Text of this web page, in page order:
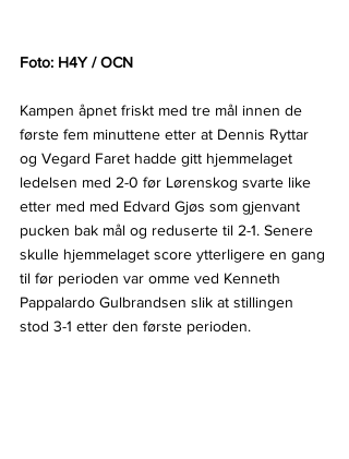
Foto: H4Y / OCN
Kampen åpnet friskt med tre mål innen de
første fem minuttene etter at Dennis Ryttar
og Vegard Faret hadde gitt hjemmelaget
ledelsen med 2-0 før Lørenskog svarte like
etter med med Edvard Gjøs som gjenvant
pucken bak mål og reduserte til 2-1. Senere
skulle hjemmelaget score ytterligere en gang
til før perioden var omme ved Kenneth
Pappalardo Gulbrandsen slik at stillingen
stod 3-1 etter den første perioden.